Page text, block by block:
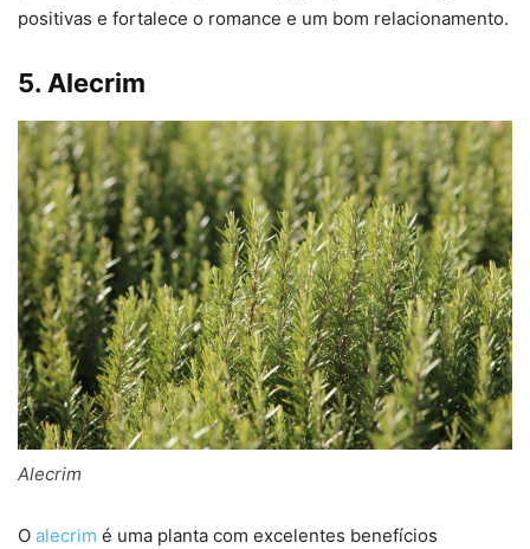
positivas e fortalece o romance e um bom relacionamento.
5. Alecrim
Alecrim
O alecrim é uma planta com excelentes benefícios